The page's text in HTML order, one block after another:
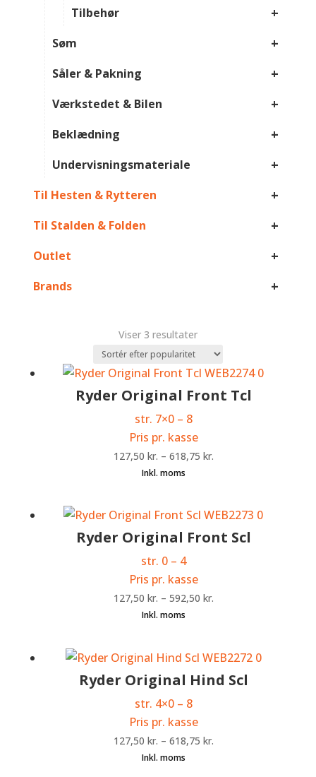
Tilbehør
+
Søm +
Såler & Pakning +
Værkstedet & Bilen +
Beklædning +
Undervisningsmateriale +
Til Hesten & Rytteren +
Til Stalden & Folden +
Outlet +
Brands +
Viser 3 resultaterSorteret
efter
popularitet
Ryder Original Front Tcl
str. 7×0 – 8
Pris pr. kasse
127,50 kr. – 618,75 kr.
Ryder Original Front Scl
str. 0 – 4
Pris pr. kasse
127,50 kr. – 592,50 kr.
Ryder Original Hind Scl
str. 4×0 – 8
Pris pr. kasse
127,50 kr. – 618,75 kr.